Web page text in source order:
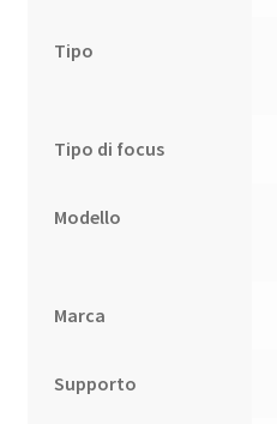
Tipo
Tipo di focus
Modello
Marca
Supporto